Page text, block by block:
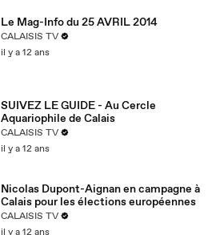
Le Mag-Info du 25 AVRIL 2014
CALAISIS TV
il y a 12 ans
SUIVEZ LE GUIDE - Au Cercle
Aquariophile de Calais
CALAISIS TV
il y a 12 ans
Nicolas Dupont-Aignan en campagne à
Calais pour les élections européennes
CALAISIS TV